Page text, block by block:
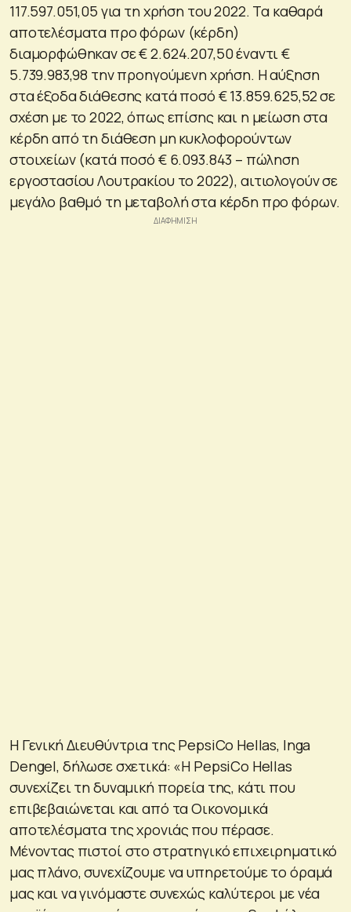
117.597.051,05 για τη χρήση του 2022. Τα καθαρά
αποτελέσματα προ φόρων (κέρδη)
διαμορφώθηκαν σε € 2.624.207,50 έναντι €
5.739.983,98 την προηγούμενη χρήση. Η αύξηση
στα έξοδα διάθεσης κατά ποσό € 13.859.625,52 σε
σχέση με το 2022, όπως επίσης και η μείωση στα
κέρδη από τη διάθεση μη κυκλοφορούντων
στοιχείων (κατά ποσό € 6.093.843 – πώληση
εργοστασίου Λουτρακίου το 2022), αιτιολογούν σε
μεγάλο βαθμό τη μεταβολή στα κέρδη προ φόρων.
H Γενική Διευθύντρια της PepsiCo Hellas, Inga
Dengel, δήλωσε σχετικά: «H PepsiCo Hellas
συνεχίζει τη δυναμική πορεία της, κάτι που
επιβεβαιώνεται και από τα Οικονομικά
αποτελέσματα της χρονιάς που πέρασε.
Μένοντας πιστοί στο στρατηγικό επιχειρηματικό
μας πλάνο, συνεχίζουμε να υπηρετούμε το όραμά
μας και να γινόμαστε συνεχώς καλύτεροι με νέα